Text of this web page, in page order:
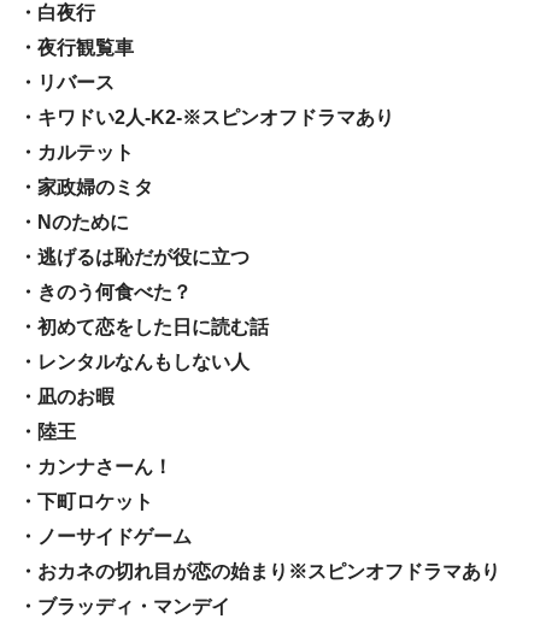
・白夜行
・夜行観覧車
・リバース
・キワドい2人-K2-※スピンオフドラマあり
・カルテット
・家政婦のミタ
・Nのために
・逃げるは恥だが役に立つ
・きのう何食べた？
・初めて恋をした日に読む話
・レンタルなんもしない人
・凪のお暇
・陸王
・カンナさーん！
・下町ロケット
・ノーサイドゲーム
・おカネの切れ目が恋の始まり※スピンオフドラマあり
・ブラッディ・マンデイ